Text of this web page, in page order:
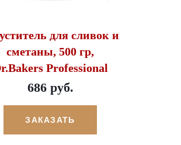
для сливок и
сметаны, 500 гр,
Professional
686 руб.
ЗАКАЗАТЬ